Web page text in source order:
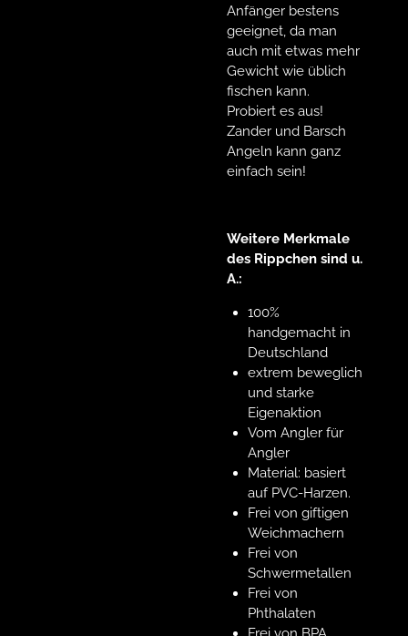
Anfänger bestens
geeignet, da man
auch mit etwas mehr
Gewicht wie üblich
fischen kann.
Probiert es aus!
Zander und Barsch
Angeln kann ganz
einfach sein!
Weitere Merkmale
des Rippchen sind u.
A.:
100%
handgemacht in
Deutschland
extrem beweglich
und starke
Eigenaktion
Vom Angler für
Angler
Material: basiert
auf PVC-Harzen.
Frei von giftigen
Weichmachern
Frei von
Schwermetallen
Frei von
Phthalaten